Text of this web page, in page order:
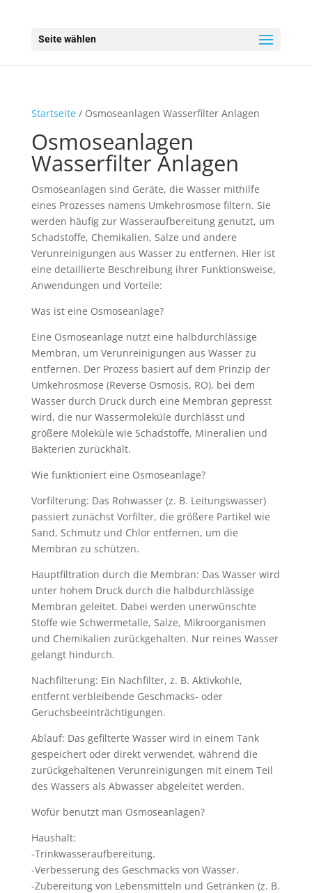
Seite wählen
Startseite/ Osmoseanlagen Wasserfilter Anlagen
Osmoseanlagen
Wasserfilter Anlagen
Osmoseanlagen sind Geräte, die Wasser mithilfe
eines Prozesses namens Umkehrosmose filtern. Sie
werden häufig zur Wasseraufbereitung genutzt, um
Schadstoffe, Chemikalien, Salze und andere
Verunreinigungen aus Wasser zu entfernen. Hier ist
eine detaillierte Beschreibung ihrer Funktionsweise,
Anwendungen und Vorteile:
Was ist eine Osmoseanlage?
Eine Osmoseanlage nutzt eine halbdurchlässige
Membran, um Verunreinigungen aus Wasser zu
entfernen. Der Prozess basiert auf dem Prinzip der
Umkehrosmose (Reverse Osmosis, RO), bei dem
Wasser durch Druck durch eine Membran gepresst
wird, die nur Wassermoleküle durchlässt und
größere Moleküle wie Schadstoffe, Mineralien und
Bakterien zurückhält.
Wie funktioniert eine Osmoseanlage?
Vorfilterung: Das Rohwasser (z. B. Leitungswasser)
passiert zunächst Vorfilter, die größere Partikel wie
Sand, Schmutz und Chlor entfernen, um die
Membran zu schützen.
Hauptfiltration durch die Membran: Das Wasser wird
unter hohem Druck durch die halbdurchlässige
Membran geleitet. Dabei werden unerwünschte
Stoffe wie Schwermetalle, Salze, Mikroorganismen
und Chemikalien zurückgehalten. Nur reines Wasser
gelangt hindurch.
Nachfilterung: Ein Nachfilter, z. B. Aktivkohle,
entfernt verbleibende Geschmacks- oder
Geruchsbeeinträchtigungen.
Ablauf: Das gefilterte Wasser wird in einem Tank
gespeichert oder direkt verwendet, während die
zurückgehaltenen Verunreinigungen mit einem Teil
des Wassers als Abwasser abgeleitet werden.
Wofür benutzt man Osmoseanlagen?
Haushalt:
-Trinkwasseraufbereitung.
-Verbesserung des Geschmacks von Wasser.
-Zubereitung von Lebensmitteln und Getränken (z. B.